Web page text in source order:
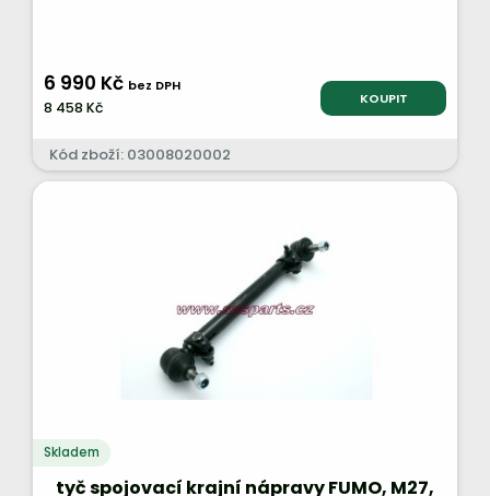
6 990 Kč bez DPH
8 458 Kč KOUPIT
Kód zboží: 03008020002
Skladem
tyč spojovací krajní nápravy FUMO, M27,